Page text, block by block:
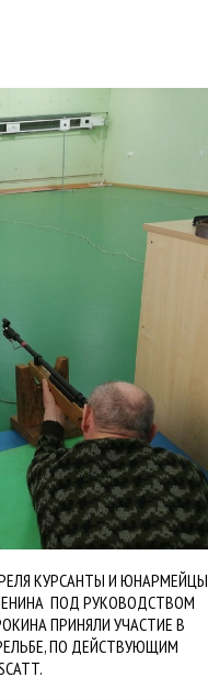
КУРСАНТЫ И ЮНАРМЕЙЦЫ
ПОД РУКОВОДСТВОМ
ПРИНЯЛИ УЧАСТИЕ В
ПО ДЕЙСТВУЮЩИМ